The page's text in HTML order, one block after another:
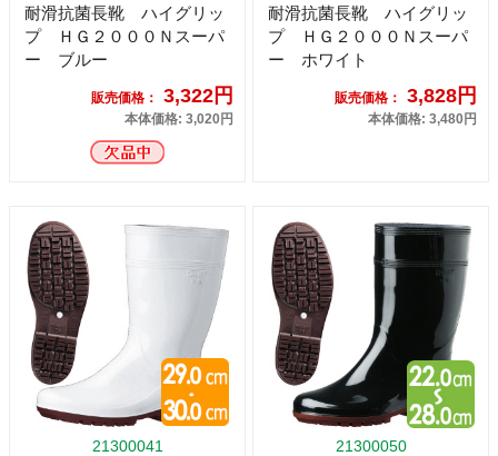
耐滑抗菌長靴 ハイグリッ
プ ＨＧ２０００Ｎスーパ
ー ブルー
販売価格： 3,322円
本体価格: 3,020円
耐滑抗菌長靴 ハイグリッ
プ ＨＧ２０００Ｎスーパ
ー ホワイト
販売価格： 3,828円
本体価格: 3,480円
21300041 21300050